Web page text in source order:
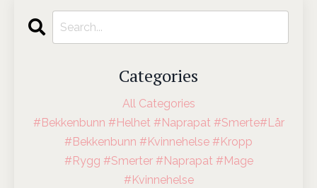
Categories
All Categories
#bekkenbunn #helhet #naprapat #smerte#lår
#bekkenbunn #kvinnehelse #kropp
#rygg #smerter #naprapat #mage
#kvinnehelse